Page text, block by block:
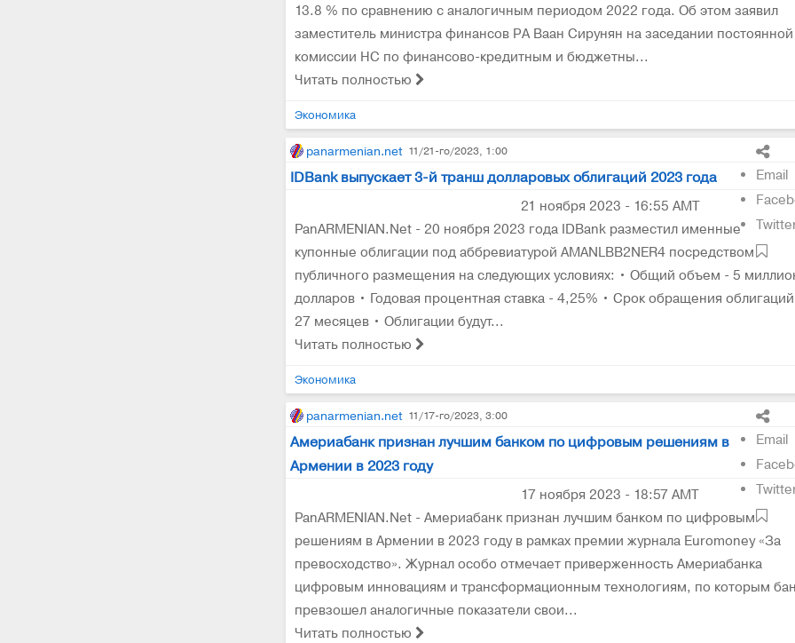
13.8 % по сравнению с аналогичным периодом 2022 года. Об этом заявил
заместитель министра финансов РА Ваан Сирунян на заседании постоянной
комиссии НС по финансово-кредитным и бюджетны...
Читать полностью
Экономика
panarmenian.net 11/21-го/2023, 1:00
Email
IDBank выпускает 3-й транш долларовых облигаций 2023 года
21 ноября 2023 - 16:55 AMT
PanARMENIAN.Net - 20 ноября 2023 года IDBank разместил именные
купонные облигации под аббревиатурой AMANLBB2NER4 посредством
публичного размещения на следующих условиях: • Общий объем - 5
долларов • Годовая процентная ставка - 4,25% • Срок обращения
27 месяцев • Облигации будут...
Читать полностью
Экономика
panarmenian.net 11/17-го/2023, 3:00
Email
Америабанк признан лучшим банком по цифровым решениям в
Армении в 2023 году
17 ноября 2023 - 18:57 AMT
PanARMENIAN.Net - Америабанк признан лучшим банком по цифровым
решениям в Армении в 2023 году в рамках премии журнала Euromoney «За
превосходство». Журнал особо отмечает приверженность Америабанка
цифровым инновациям и трансформационным технологиям, по которым
превзошел аналогичные показатели свои...
Читать полностью